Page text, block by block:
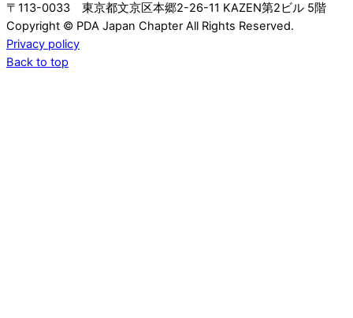
〒113-0033 東京都文京区本郷2-26-11 KAZEN第2ビル 5階
Copyright © PDA Japan Chapter All Rights Reserved.
Privacy policy
Back to top